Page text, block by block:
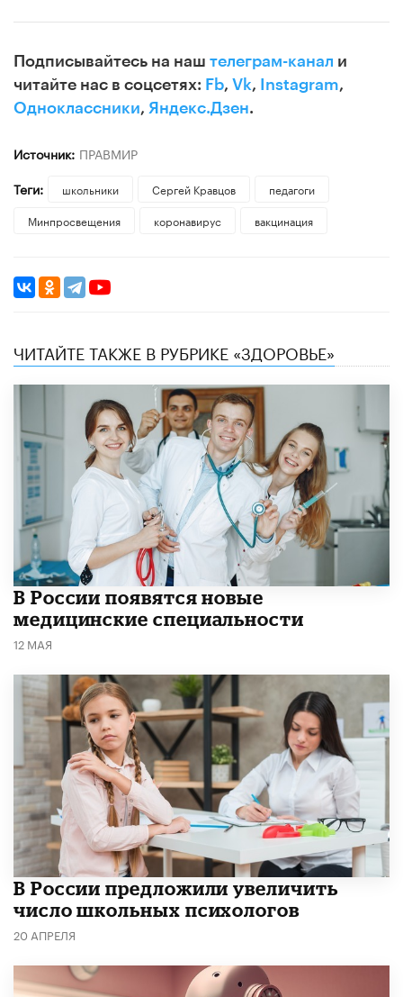
Подписывайтесь на наш телеграм-канал и
читайте нас в соцсетях: Fb, Vk, Instagram,
Одноклассники, Яндекс.Дзен.
Источник: ПРАВМИР
Теги:
школьники Сергей Кравцов
педагоги
Минпросвещения
коронавирус вакцинация
ЧИТАЙТЕ ТАКЖЕ В РУБРИКЕ «ЗДОРОВЬЕ»
В России появятся новые
медицинские специальности
12 МАЯ
В России предложили увеличить
число школьных психологов
20 АПРЕЛЯ